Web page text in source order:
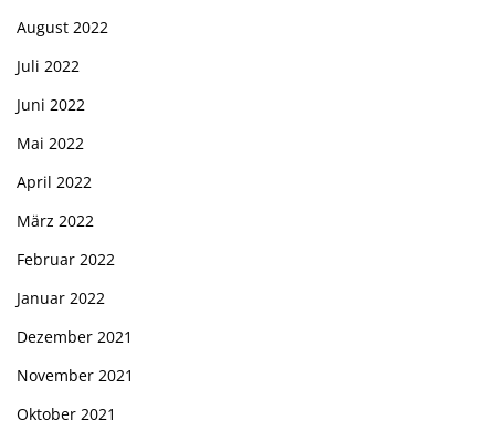
August 2022
Juli 2022
Juni 2022
Mai 2022
April 2022
März 2022
Februar 2022
Januar 2022
Dezember 2021
November 2021
Oktober 2021